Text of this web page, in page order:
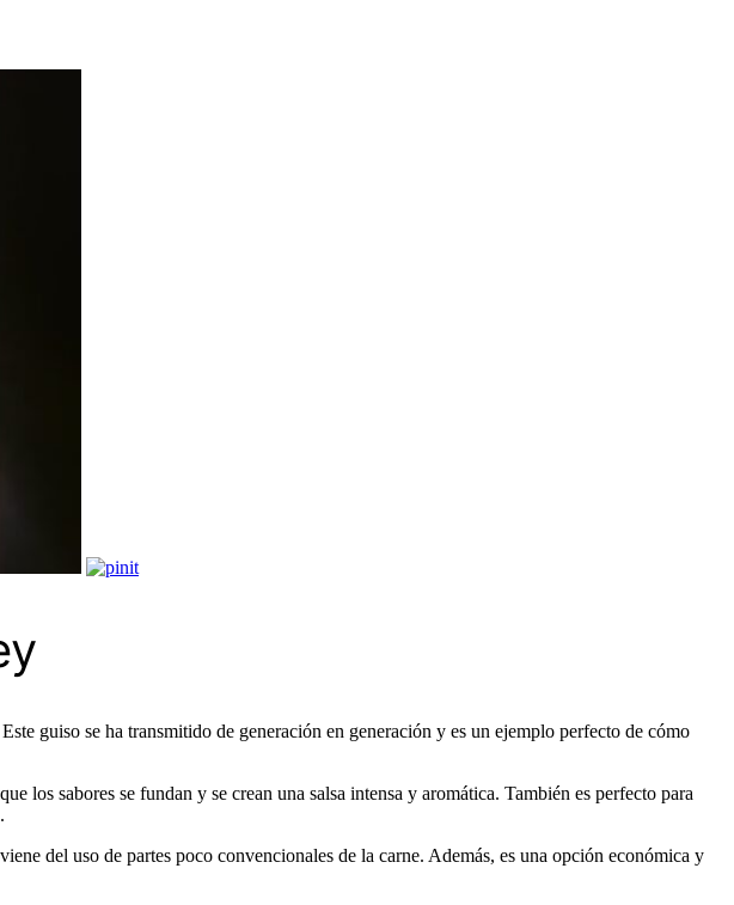
guiso se ha transmitido de generación en generación y es un ejemplo perfecto de cómo
los sabores se fundan y se crean una salsa intensa y aromática. También es perfecto para
del uso de partes poco convencionales de la carne. Además, es una opción económica y